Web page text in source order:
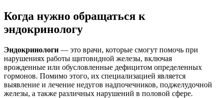
Когда нужно обращаться к
эндокринологу
Эндокринологи — это врачи, которые смогут помочь при
нарушениях работы щитовидной железы, включая
врожденные или обусловленные дефицитом определенных
гормонов. Помимо этого, их специализацией является
выявление и лечение недугов надпочечников, поджелудочной
железы, а также различных нарушений в половой сфере.